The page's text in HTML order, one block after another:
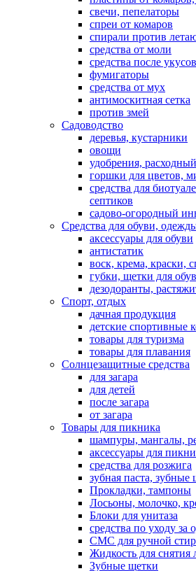
свечи, пепелаторы
спреи от комаров
спирали против
средства от моли
средства после укусов
фумигаторы
средства от мух
антимоскитная сетка
против змей
Садоводство
деревья, кустарники
овощи
удобрения,
горшки для цветов,
средства для
септиков
садово-огородный
Средства для обуви,
аксессуары для обуви
антистатик
воск, крема, краски,
губки, щетки для
дезодоранты,
Спорт, отдых
дачная продукция
детские спортивные
товары для туризма
товары для плавания
Солнцезащитные средства
для загара
для детей
после загара
от загара
Товары для пикника
шампуры, мангалы,
аксессуары для
средства для розжига
зубная паста, зубные
Прокладки, тампоны
Лосьоны, молочко,
Блоки для унитаза
средства по уходу за
СМС для ручной
Жидкость для снятия
Зубные щетки